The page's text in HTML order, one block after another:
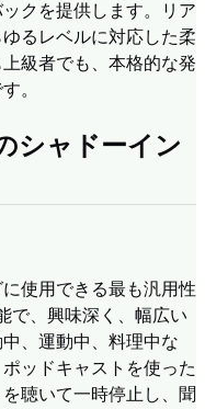
クを提供します。リア
るレベルに対応した柔
級者でも、本格的な発
。
シャドーイン
使用できる最も汎用性
で、興味深く、幅広い
、運動中、料理中な
ッドキャストを使った
聴いて一時停止し、聞